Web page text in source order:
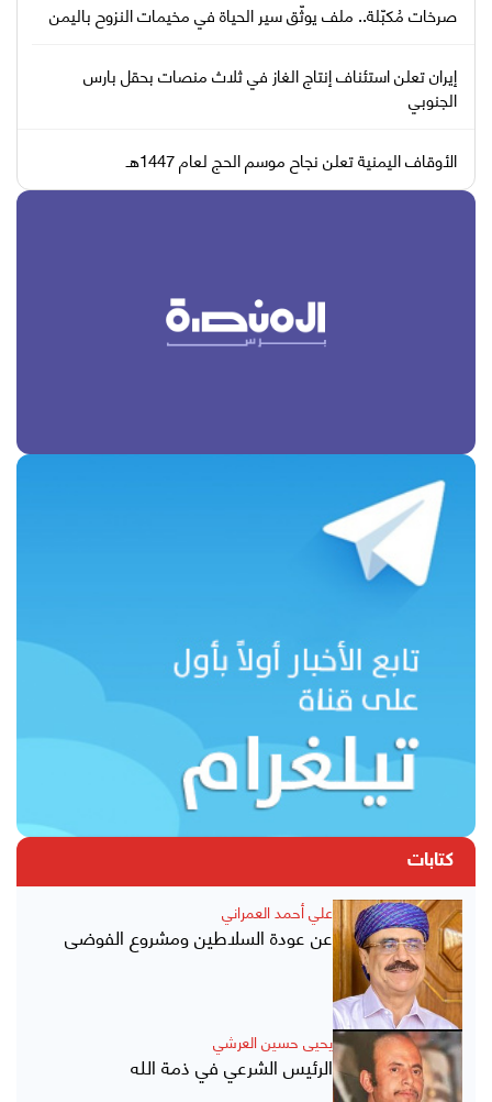
صرخات مُكبّلة.. ملف يوثّق سير الحياة في مخيمات النزوح باليمن
إيران تعلن استئناف إنتاج الغاز في ثلاث منصات بحقل بارس
الجنوبي
الأوقاف اليمنية تعلن نجاح موسم الحج لعام 1447هـ
كتابات
علي أحمد العمراني
عن عودة السلاطين ومشروع الفوضى
يحيى حسين العرشي
الرئيس الشرعي في ذمة الله